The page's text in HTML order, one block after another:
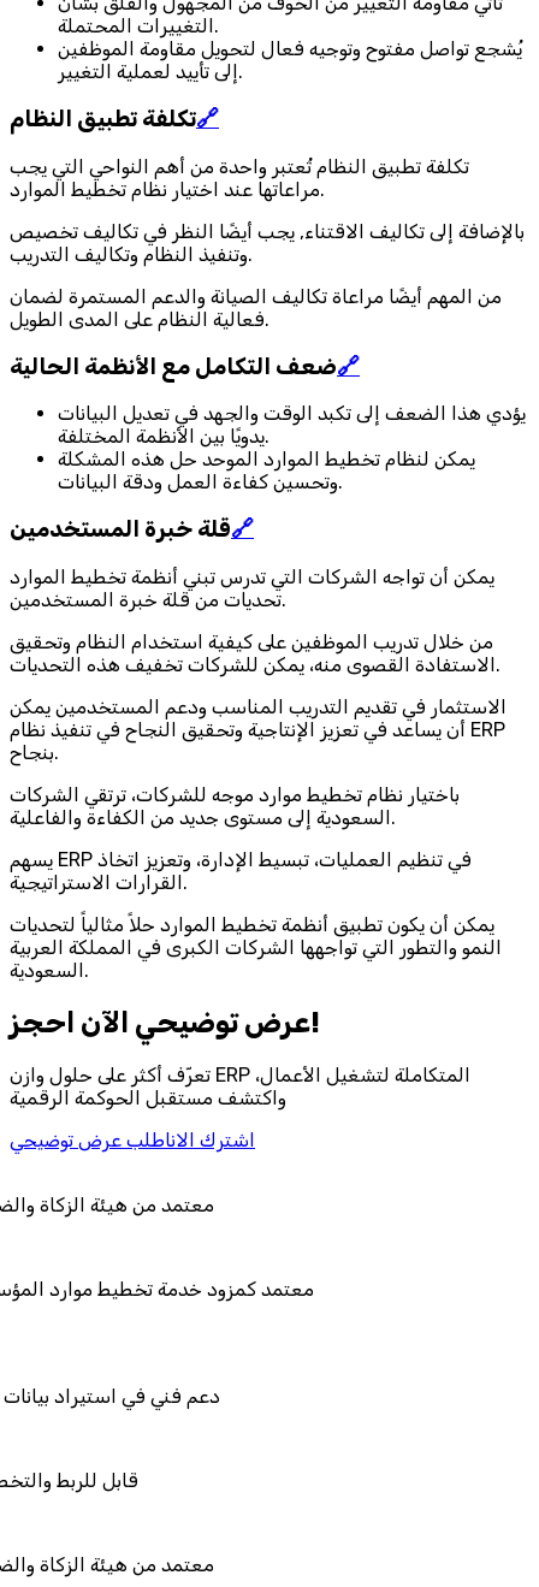
التغييرات المحتملة.
يُشجع تواصل مفتوح وتوجيه فعال لتحويل مقاومة الموظفين
إلى تأييد لعملية التغيير.
تكلفة تطبيق النظام🔗
تكلفة تطبيق النظام تُعتبر واحدة من أهم النواحي التي يجب
مراعاتها عند اختيار نظام تخطيط الموارد.
بالإضافة إلى تكاليف الاقتناء, يجب أيضًا النظر في تكاليف تخصيص
وتنفيذ النظام وتكاليف التدريب.
من المهم أيضًا مراعاة تكاليف الصيانة والدعم المستمرة لضمان
فعالية النظام على المدى الطويل.
ضعف التكامل مع الأنظمة الحالية🔗
يؤدي هذا الضعف إلى تكبد الوقت والجهد في تعديل البيانات
يدويًا بين الأنظمة المختلفة.
يمكن لنظام تخطيط الموارد الموحد حل هذه المشكلة
وتحسين كفاءة العمل ودقة البيانات.
قلة خبرة المستخدمين🔗
يمكن أن تواجه الشركات التي تدرس تبني أنظمة تخطيط الموارد
تحديات من قلة خبرة المستخدمين.
من خلال تدريب الموظفين على كيفية استخدام النظام وتحقيق
الاستفادة القصوى منه، يمكن للشركات تخفيف هذه التحديات.
الاستثمار في تقديم التدريب المناسب ودعم المستخدمين يمكن
أن يساعد في تعزيز الإنتاجية وتحقيق النجاح في تنفيذ نظام ERP
بنجاح.
باختيار نظام تخطيط موارد موجه للشركات، ترتقي الشركات
السعودية إلى مستوى جديد من الكفاءة والفاعلية.
يسهم ERP في تنظيم العمليات، تبسيط الإدارة، وتعزيز اتخاذ
القرارات الاستراتيجية.
يمكن أن يكون تطبيق أنظمة تخطيط الموارد حلاً مثالياً لتحديات
النمو والتطور التي تواجهها الشركات الكبرى في المملكة العربية
السعودية.
احجز‎ عرض توضيحي الآن!
تعرّف أكثر على حلول وازن ERP المتكاملة لتشغيل الأعمال،
واكتشف مستقبل الحوكمة الرقمية
اشترك الاناطلب عرض توضيحي
معتمد من
معتمد كمزود خدمة
دعم فني في
معتمد من